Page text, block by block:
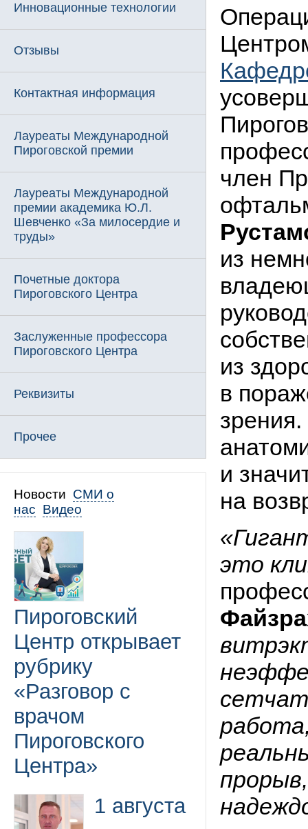
Инновационные технологии
Отзывы
Контактная информация
Лауреаты Международной
Пироговской премии
Лауреаты Международной
премии академика Ю.Л.
Шевченко «За милосердие и
труды»
Почетные доктора
Пироговского Центра
Заслуженные профессора
Пироговского Центра
Реквизиты
Прочее
Новости СМИ о
нас Видео
Пироговский
Центр открывает
рубрику
«Разговор с
врачом
Пироговского
Центра»
1 августа
член
из
из
в
и
на
это